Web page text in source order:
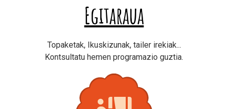
Egitaraua
Topaketak, Ikuskizunak, tailer irekiak...
Kontsultatu hemen programazio guztia.